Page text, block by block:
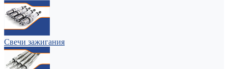
Свечи зажигания